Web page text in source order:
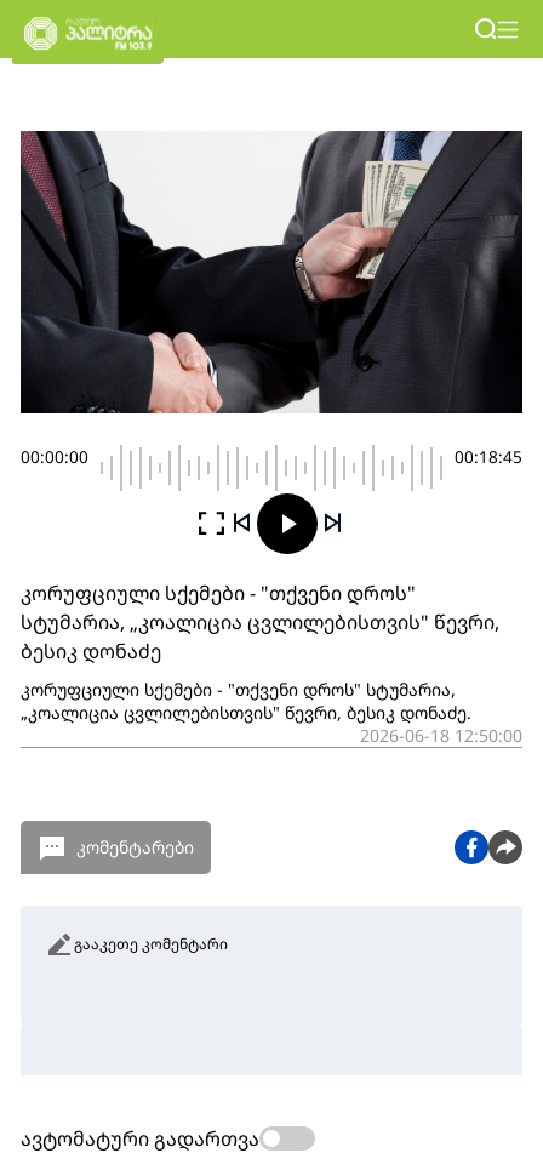
00:00:00 00:18:45
კორუფციული სქემები - "თქვენი დროს"
სტუმარია, „კოალიცია ცვლილებისთვის" წევრი,
ბესიკ დონაძე
კორუფციული სქემები - "თქვენი დროს" სტუმარია,
„კოალიცია ცვლილებისთვის" წევრი, ბესიკ დონაძე.
2026-06-18 12:50:00
კომენტარები
გააკეთე კომენტარი
ავტომატური გადართვა